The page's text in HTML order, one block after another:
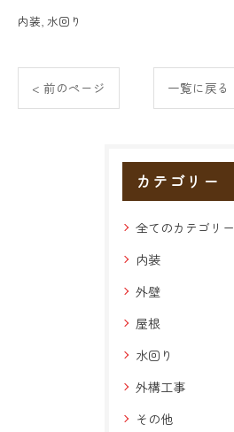
内装 水回り
< 前のページ 一覧に戻る
カテゴリー
全てのカテゴリー
内装
外壁
屋根
水回り
外構工事
その他